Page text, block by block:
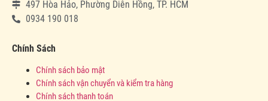
497 Hòa Hảo, Phường Diên Hồng, TP. HCM
0934 190 018
Chính Sách
Chính sách bảo mật
Chính sách vận chuyển và kiểm tra hàng
Chính sách thanh toán